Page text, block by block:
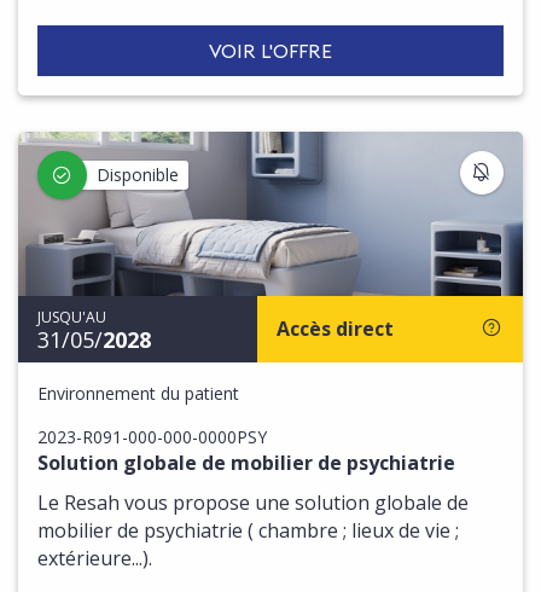
VOIR L'OFFRE
Disponible
JUSQU'AU
31/05/2028 Accès direct
Environnement du patient
2023-R091-000-000-0000PSY
Solution globale de mobilier de psychiatrie
Le Resah vous propose une solution globale de
mobilier de psychiatrie ( chambre ; lieux de vie ;
extérieure...).